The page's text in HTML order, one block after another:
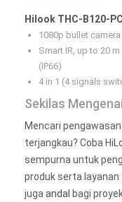
Hilook THC-B120-
1080p bullet camera
Smart IR, up to 20
(IP66)
4 in 1 (4 signals
Sekilas
Mencari
terjangkau? Coba
sempurna untuk
produk serta layanan
juga andal bagi